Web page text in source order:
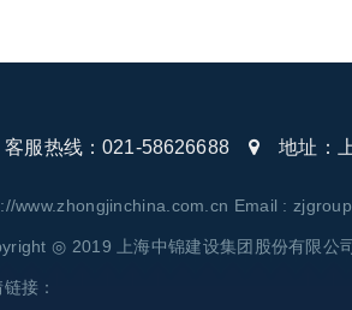
服热线：021-58626688 地址：
www.zhongjinchina.com.cn Email :
◎ 2019 上海中锦建设集团股份有限公
接：